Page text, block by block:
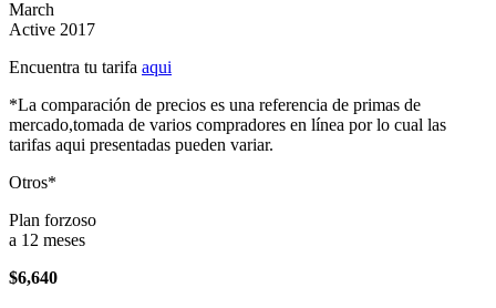
March
Active 2017
Encuentra tu tarifa aqui
*La comparación de precios es una referencia de primas de
mercado,tomada de varios compradores en línea por lo cual las
tarifas aqui presentadas pueden variar.
Otros*
Plan forzoso
a 12 meses
$6,640